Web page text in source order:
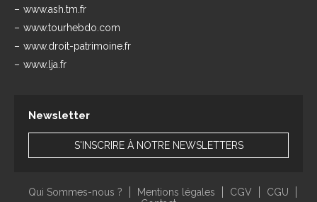
www.ash.tm.fr
www.tourhebdo.com
www.droit-patrimoine.fr
www.lja.fr
Newsletter
S'INSCRIRE À NOTRE NEWSLETTERS
Qui Sommes-nous ? Mentions légales CGV
CGU